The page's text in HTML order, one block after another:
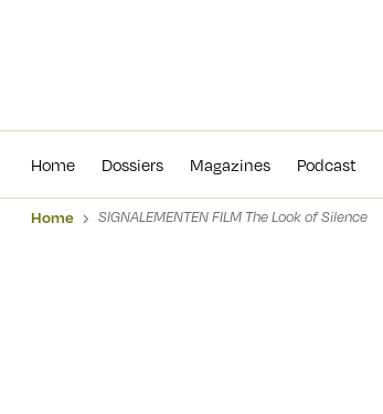
Home Dossiers Magazines Podcast
Home SIGNALEMENTEN FILM The Look of Silence